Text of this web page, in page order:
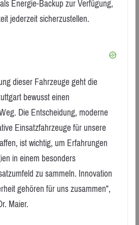
Energie-Backup zur Verfügung,
jederzeit sicherzustellen.
dieser Fahrzeuge geht die
bewusst einen
Die Entscheidung, moderne
Einsatzfahrzeuge für unsere
ist wichtig, um Erfahrungen
in einem besonders
zu sammeln. Innovation
gehören für uns zusammen“,
Maier.